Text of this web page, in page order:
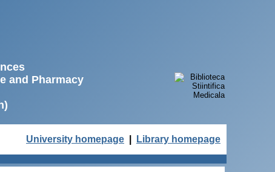
and Pharmacy
University homepage Library homepage